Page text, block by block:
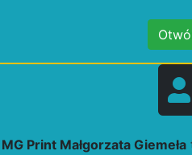
MG Print Małgorzata Giemeła